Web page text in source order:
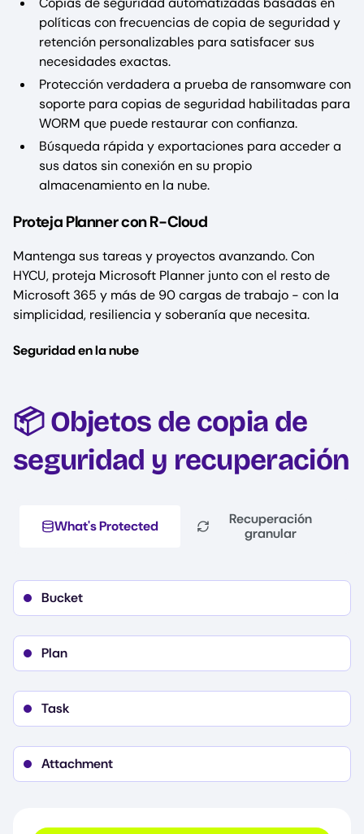
políticas con frecuencias de copia de seguridad y
retención personalizables para satisfacer sus
necesidades exactas.
Protección verdadera a prueba de ransomware con
soporte para copias de seguridad habilitadas para
WORM que puede restaurar con confianza.
Búsqueda rápida y exportaciones para acceder a
sus datos sin conexión en su propio
almacenamiento en la nube.
Proteja Planner con R-Cloud
Mantenga sus tareas y proyectos avanzando. Con
HYCU, proteja Microsoft Planner junto con el resto de
Microsoft 365 y más de 90 cargas de trabajo - con la
simplicidad, resiliencia y soberanía que necesita.
Seguridad en la nube
📦 Objetos de copia de
seguridad y recuperación
What's Protected
Recuperación
granular
Bucket
Plan
Task
Attachment